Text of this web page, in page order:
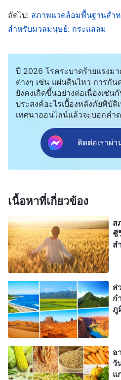
เฉพาะบางอย่าง พระองค์ไม่
สภาพแวดล้อมสำหรับชีวิตเช่
เจ้าอาจคิดว่าเราได้พูดเกี่ยวกั
อย่างอย่างคุยโวเกินไป แต่ใ
สิ่งที่พระเจ้าได้ทรงจัดเตรีย
ความอยู่รอดของมนุษยชาติ มี
อยู่ในการนี้
—พระวจนะฯ เล่ม 2 ว่าด้วยการรู้
ถัดไป: สภาพแวดล้อมพื้นฐานสำห
สำหรับมวลมนุษย์: กระแสลม
ปี 2026 โรคระบาดร้ายแรงม
ต่างๆ เช่น แผ่นดินไหว การกัน
ยังคงเกิดขึ้นอย่างต่อเนื่องเช่น
ประสงค์อะไรเบื้องหลังภัยพิบัติ
เทศนาออนไลน์แล้วจะบอกค
ติดต่อเราผ่
เนื้อหาที่เกี่ยวข้อง
ส
ชี
ส
ส่
ก
ภู
อ
วั
แ